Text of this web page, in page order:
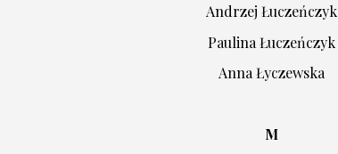
Andrzej Łuczeńczyk
Paulina Łuczeńczyk
Anna Łyczewska
M